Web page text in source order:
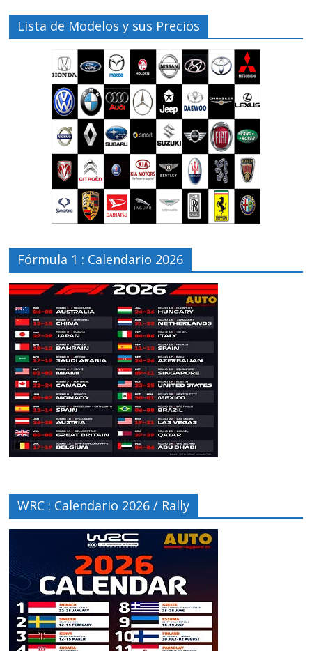
Lista de Modelos y sus Precios
Fórmula 1 : Calendario 2026
WRC : Calendario 2026 / Rally